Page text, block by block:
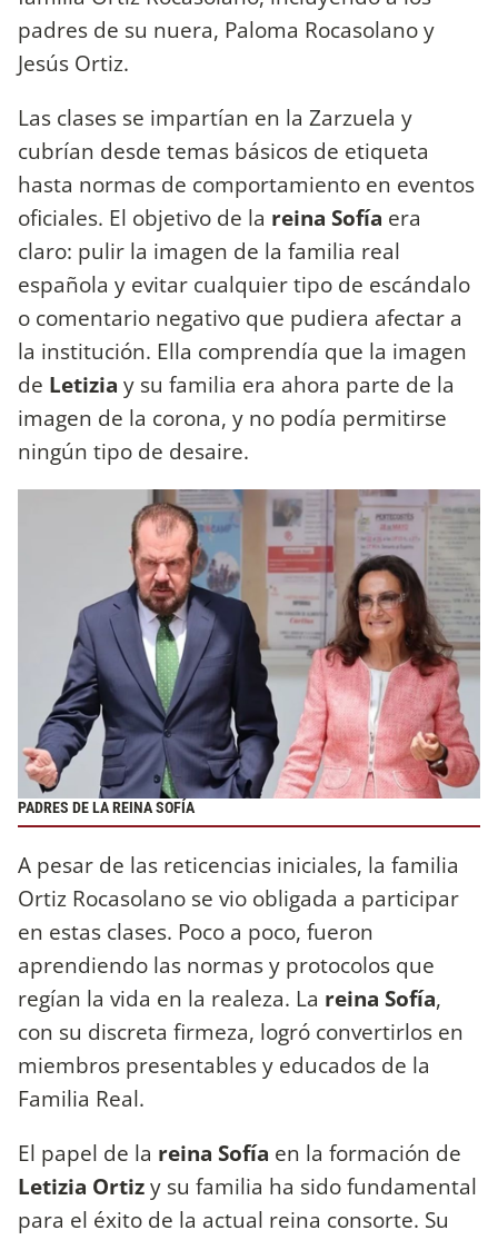
padres de su nuera, Paloma Rocasolano y
Jesús Ortiz.
Las clases se impartían en la Zarzuela y
cubrían desde temas básicos de etiqueta
hasta normas de comportamiento en eventos
oficiales. El objetivo de la reina Sofía era
claro: pulir la imagen de la familia real
española y evitar cualquier tipo de escándalo
o comentario negativo que pudiera afectar a
la institución. Ella comprendía que la imagen
de Letizia y su familia era ahora parte de la
imagen de la corona, y no podía permitirse
ningún tipo de desaire.
PADRES DE LA REINA SOFÍA
A pesar de las reticencias iniciales, la familia
Ortiz Rocasolano se vio obligada a participar
en estas clases. Poco a poco, fueron
aprendiendo las normas y protocolos que
regían la vida en la realeza. La reina Sofía,
con su discreta firmeza, logró convertirlos en
miembros presentables y educados de la
Familia Real.
El papel de la reina Sofía en la formación de
Letizia Ortizy su familia ha sido fundamental
para el éxito de la actual reina consorte. Su